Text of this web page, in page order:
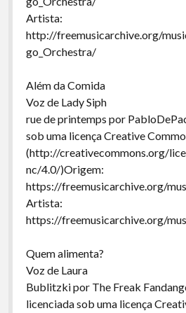
Artista:
http://freemusicarchive.org/
go_Orchestra/
Além da Comida
Voz de Lady Siph
rue de printemps por
sob uma licença Creative
(http://creativecommons.org/
nc/4.0/)Origem:
https://freemusicarchive.org/
Artista:
https://freemusicarchive.org/
Quem alimenta?
Voz de Laura
Bublitzki por The Freak
licenciada sob uma licença